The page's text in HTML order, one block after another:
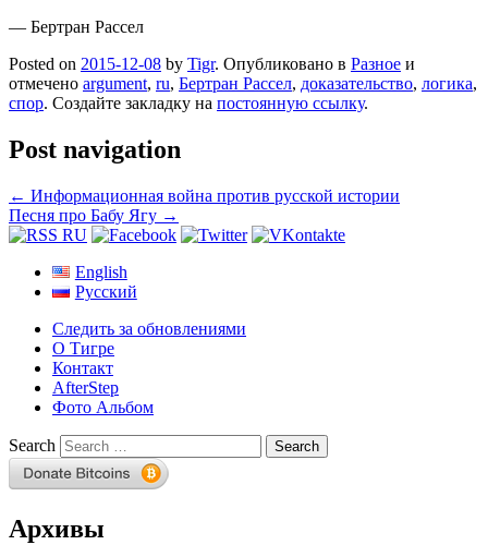
— Бертран Рассел
Posted on 2015-12-08 by Tigr. Опубликовано в Разное и
отмечено argument, ru, Бертран Рассел, доказательство, логика,
спор. Создайте закладку на постоянную ссылку.
Post navigation
← Информационная война против русской истории
Песня про Бабу Ягу →
English
Русский
Следить за обновлениями
О Тигре
Контакт
AfterStep
Фото Альбом
Search
Архивы